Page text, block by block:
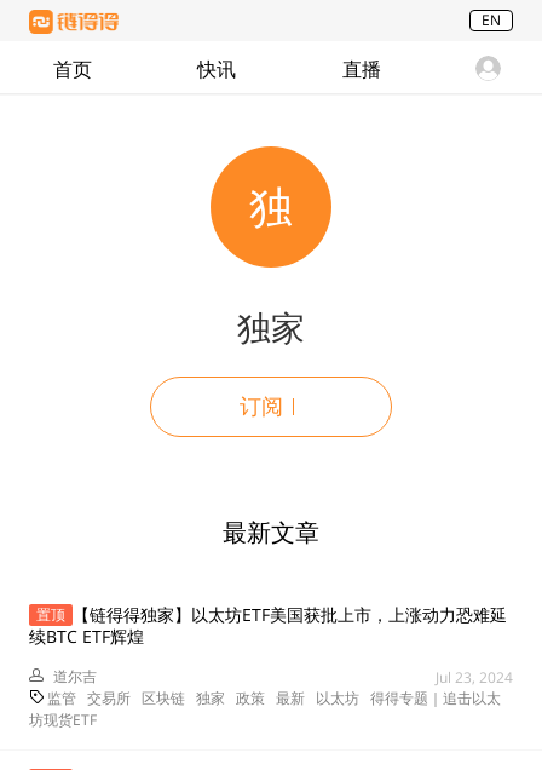
EN
首页 快讯 直播
独
独家
订阅
最新文章
置顶
【链得得独家】以太坊ETF美国获批上市，上涨动力恐难延
续BTC ETF辉煌
道尔吉
Jul 23, 2024
监管 交易所 区块链 独家 政策 最新 以太坊 得得专题｜追击以太
坊现货ETF